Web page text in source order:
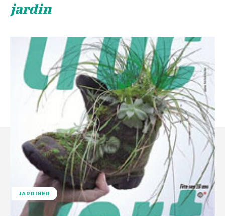
jardin
JARDINER